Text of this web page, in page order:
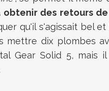
des retours
qu'il s'agissait bel
mettre dix plombes
Gear Solid 5, mais